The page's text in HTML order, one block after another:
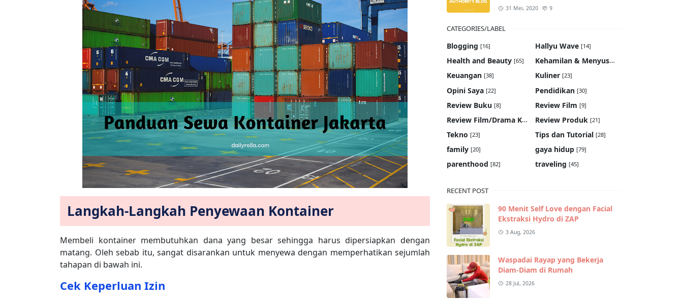
Langkah-Langkah Penyewaan Kontainer
Membeli kontainer membutuhkan dana yang besar sehingga harus dipersiapkan dengan
matang. Oleh sebab itu, sangat disarankan untuk menyewa dengan memperhatikan sejumlah
tahapan di bawah ini.
Cek Keperluan Izin
31 Mei, 2020 9
CATEGORIES/LABEL
Blogging [16] Hallyu Wave [14]
Health and Beauty [65] Kehamilan & Menyusui
Keuangan [38] Kuliner [23]
Opini Saya [22] Pendidikan [30]
Review Buku [8] Review Film [9]
Review Film/Drama Korea [22]
Review Produk [21]
Tekno [23] Tips dan Tutorial [28]
family [20] gaya hidup [79]
parenthood [82] traveling [45]
RECENT POST
90 Menit Self Love dengan Facial
Ekstraksi Hydro di ZAP
3 Aug, 2026
Waspadai Rayap yang Bekerja
Diam-Diam di Rumah
28 Jul, 2026